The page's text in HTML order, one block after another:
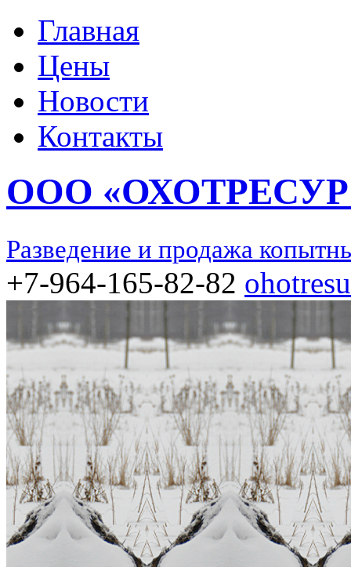
Главная
Цены
Новости
Контакты
ООО
Разведение и продажа
+7-964-165-82-82